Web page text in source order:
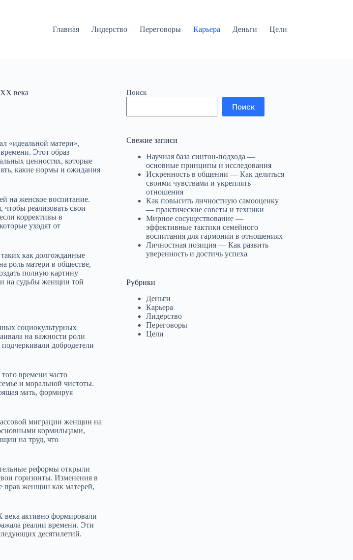
Главная Лидерство Переговоры Карьера Деньги Цели
века
«идеальной матери»,
Этот образ
ценностях, которые
какие нормы и ожидания
на женское воспитание.
реализовать свои
коррективы в
уходят от
как долгожданные
роль матери в обществе,
полную картину
на судьбы женщин той
социокультурных
на важности роли
добродетели
времени часто
и моральной чистоты.
мать, формируя
миграции женщин на
кормильцами,
на труд, что
реформы открыли
горизонты. Изменения в
прав женщин как матерей,
века активно формировали
реалии времени. Эти
десятилетий.
Поиск
Поиск
Свежие записи
Научная база синтон-подхода —
основные принципы и исследования
Искренность в общении — Как делиться
своими чувствами и укреплять
отношения
Как повысить личностную самооценку
— практические советы и техники
Мирное сосуществование —
эффективные тактики семейного
воспитания для гармонии в отношениях
Личностная позиция — Как развить
уверенность и достичь успеха
Рубрики
Деньги
Карьера
Лидерство
Переговоры
Цели